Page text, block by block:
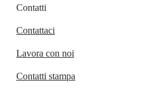
Contatti
Contattaci
Lavora con noi
Contatti stampa